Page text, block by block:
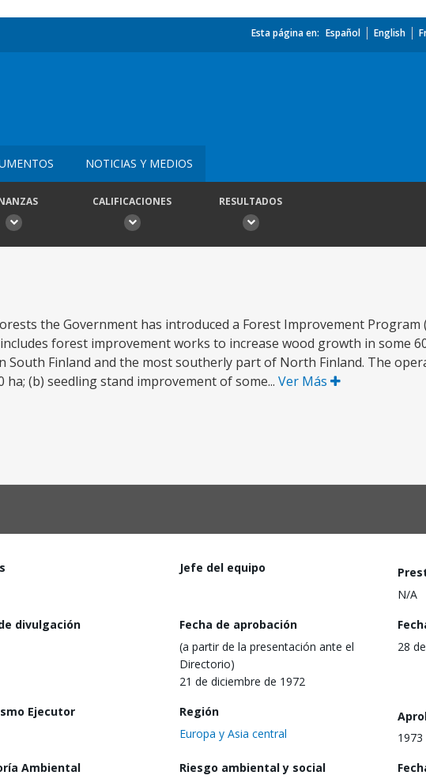
Esta página en: Español English
NOTICIAS Y MEDIOS
CALIFICACIONES RESULTADOS
the Government has introduced a Forest Improvement Program
forest improvement works to increase wood growth in some
South Finland and the most southerly part of North Finland. The
(b) seedling stand improvement of some... Ver Más
Jefe del equipo
N/A
divulgación
Fecha de aprobación
(a partir de la presentación ante el
Directorio)
21 de diciembre de 1972
28
Ejecutor
Región
Europa y Asia central
1973
Ambiental
Riesgo ambiental y social